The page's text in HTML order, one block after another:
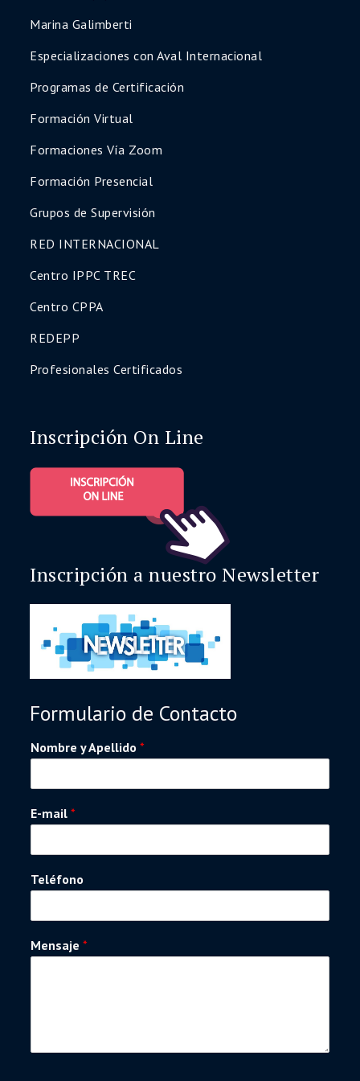
Marina Galimberti
Especializaciones con Aval Internacional
Programas de Certificación
Formación Virtual
Formaciones Vía Zoom
Formación Presencial
Grupos de Supervisión
RED INTERNACIONAL
Centro IPPC TREC
Centro CPPA
REDEPP
Profesionales Certificados
Inscripción On Line
Inscripción a nuestro Newsletter
Formulario de Contacto
Nombre y Apellido*
E-mail*
Teléfono
Mensaje*
con materiales actualizados y certificados
profesionales al finalizar.
desarrollo profesional
¡Quiero inscribirme
ahora!